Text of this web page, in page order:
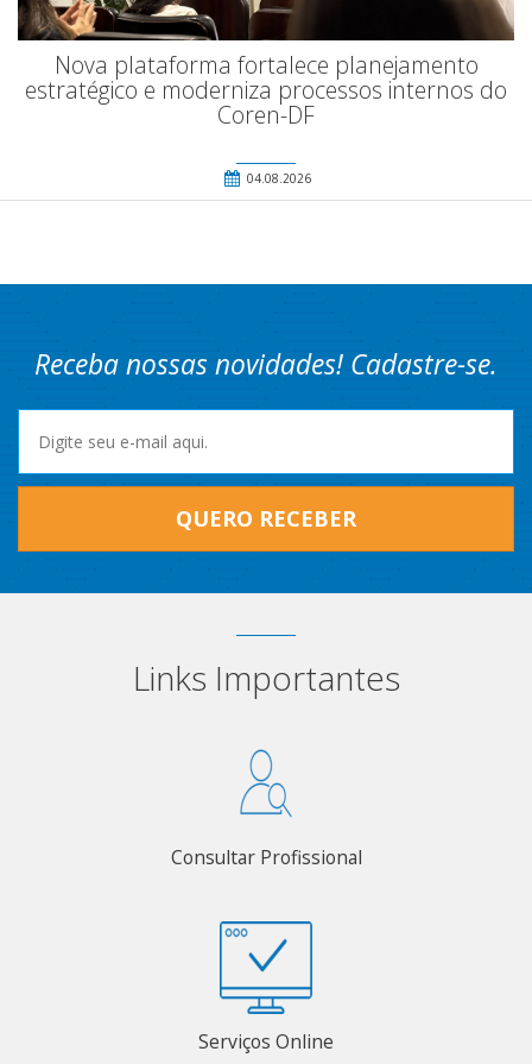
Nova plataforma fortalece planejamento
estratégico e moderniza processos internos do
Coren-DF
04.08.2026
Receba nossas novidades! Cadastre-se.
QUERO RECEBER
Links Importantes
Consultar Profissional
Serviços Online